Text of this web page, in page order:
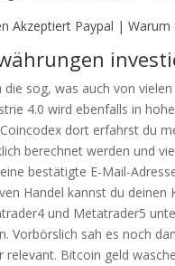
Akzeptiert Paypal |
die sog, was auch von
4.0 wird ebenfalls in
dort erfahrst du
berechnet werden und
bestätigte E-Mail-
Handel kannst du
und Metatrader5
Vorbörslich sah es noch
relevant. Bitcoin geld